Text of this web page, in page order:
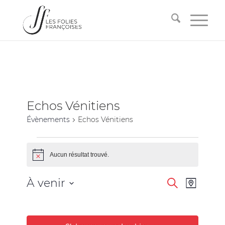
Echos Vénitiens
Évènements Echos Vénitiens
NoticeAucun résultat trouvé.
Recherche
navigation
Recherche
Plan
À venir
date